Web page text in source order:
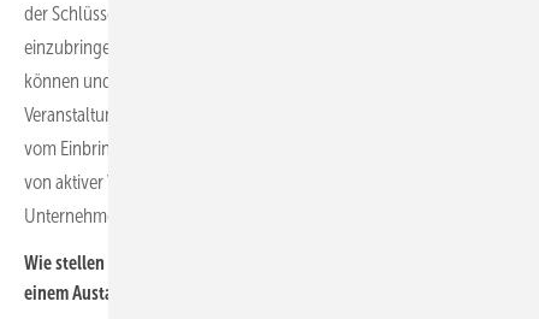
der Schlüssel für eine gute ERFA aber auch die Bereitschaft sich
einzubringen. Es gibt natürlich Leute, die stundenlang zuhören
können und am Ende den ein oder anderen Impuls für sich aus der
Veranstaltung mitnehmen, aber letztendlich lebt die ERFA Gruppe
vom Einbringen und Mitgestalten. Ich bin ein großer Befürworter
von aktiver Vernetzung, denn nur so kann man heute als
Unternehmer überleben.
Wie stellen Sie als Moderator sicher, dass die Mitglieder von so
einem Austausch profitieren?